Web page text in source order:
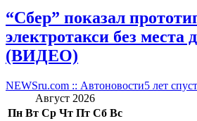
“Сбер” показал
электротакси без места
(ВИДЕО)
NEWSru.com :: Автоновости5 лет
Август 2026
Пн Вт Ср Чт Пт Сб Вс